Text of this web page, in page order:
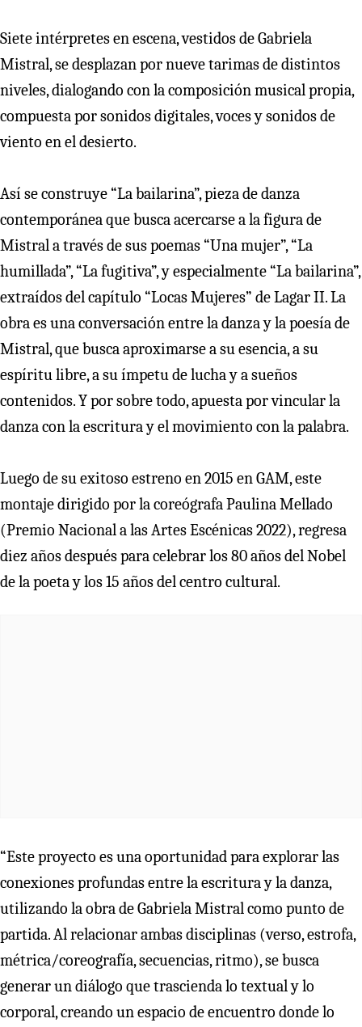
Siete intérpretes en escena, vestidos de Gabriela
Mistral, se desplazan por nueve tarimas de distintos
niveles, dialogando con la composición musical propia,
compuesta por sonidos digitales, voces y sonidos de
viento en el desierto.
Así se construye “La bailarina”, pieza de danza
contemporánea que busca acercarse a la figura de
Mistral a través de sus poemas “Una mujer”, “La
humillada”, “La fugitiva”, y especialmente “La bailarina”,
extraídos del capítulo “Locas Mujeres” de Lagar II. La
obra es una conversación entre la danza y la poesía de
Mistral, que busca aproximarse a su esencia, a su
espíritu libre, a su ímpetu de lucha y a sueños
contenidos. Y por sobre todo, apuesta por vincular la
danza con la escritura y el movimiento con la palabra.
Luego de su exitoso estreno en 2015 en GAM, este
montaje dirigido por la coreógrafa Paulina Mellado
(Premio Nacional a las Artes Escénicas 2022), regresa
diez años después para celebrar los 80 años del Nobel
de la poeta y los 15 años del centro cultural.
“Este proyecto es una oportunidad para explorar las
conexiones profundas entre la escritura y la danza,
utilizando la obra de Gabriela Mistral como punto de
partida. Al relacionar ambas disciplinas (verso, estrofa,
métrica/coreografía, secuencias, ritmo), se busca
generar un diálogo que trascienda lo textual y lo
corporal, creando un espacio de encuentro donde lo